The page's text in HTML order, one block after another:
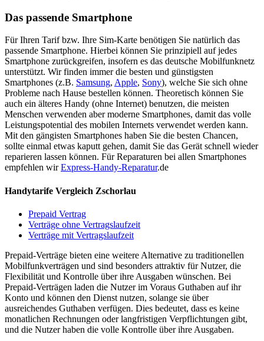
Das passende Smartphone
Für Ihren Tarif bzw. Ihre Sim-Karte benötigen Sie natürlich das
passende Smartphone. Hierbei können Sie prinzipiell auf jedes
Smartphone zurückgreifen, insofern es das deutsche Mobilfunknetz
unterstützt. Wir finden immer die besten und günstigsten
Smartphones (z.B. Samsung, Apple, Sony), welche Sie sich ohne
Probleme nach Hause bestellen können. Theoretisch können Sie
auch ein älteres Handy (ohne Internet) benutzen, die meisten
Menschen verwenden aber moderne Smartphones, damit das volle
Leistungspotential des mobilen Internets verwendet werden kann.
Mit den gängisten Smartphones haben Sie die besten Chancen,
sollte einmal etwas kaputt gehen, damit Sie das Gerät schnell wieder
reparieren lassen können. Für Reparaturen bei allen Smartphones
empfehlen wirExpress-Handy-Reparatur.de
Handytarife Vergleich Zschorlau
Prepaid Vertrag
Verträge ohne Vertragslaufzeit
Verträge mit Vertragslaufzeit
Prepaid-Verträge bieten eine weitere Alternative zu traditionellen
Mobilfunkverträgen und sind besonders attraktiv für Nutzer, die
Flexibilität und Kontrolle über ihre Ausgaben wünschen. Bei
Prepaid-Verträgen laden die Nutzer im Voraus Guthaben auf ihr
Konto und können den Dienst nutzen, solange sie über
ausreichendes Guthaben verfügen. Dies bedeutet, dass es keine
monatlichen Rechnungen oder langfristigen Verpflichtungen gibt,
und die Nutzer haben die volle Kontrolle über ihre Ausgaben.